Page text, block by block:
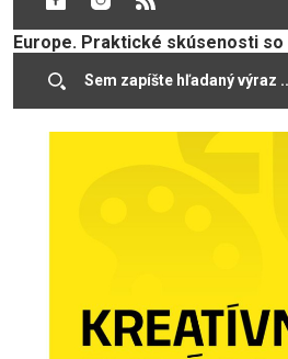
grantové programy Creative
Europe. Praktické skúsenosti
zdieľajú župná Galéria Jána
nezávislé kultúrne centrum Malý